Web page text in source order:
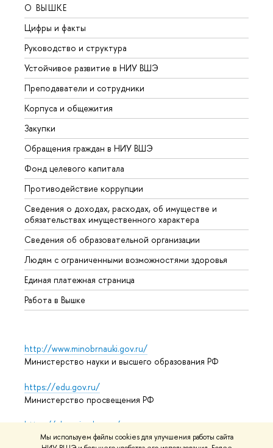
Мы используем файлы cookies для улучшения работы сайта
О ВЫШКЕ
Цифры и факты
Руководство и структура
Устойчивое развитие в НИУ ВШЭ
Преподаватели и сотрудники
Корпуса и общежития
Закупки
Обращения граждан в НИУ ВШЭ
Фонд целевого капитала
Противодействие коррупции
Сведения о доходах, расходах, об имуществе и
обязательствах имущественного характера
Сведения об образовательной организации
Людям с ограниченными возможностями здоровья
Единая платежная страница
Работа в Вышке
http://www.minobrnauki.gov.ru/
Министерство науки и высшего образования РФ
https://edu.gov.ru/
Министерство просвещения РФ
https://elearning.hse.ru/mooc
Массовые открытые онлайн-курсы